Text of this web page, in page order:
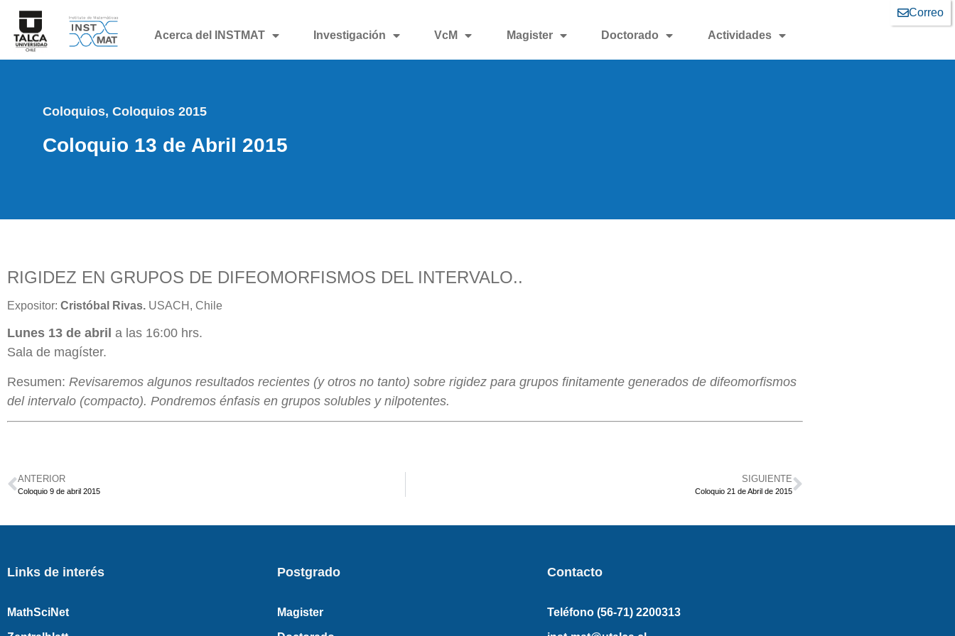
Correo
Acerca del INSTMAT
Investigación VcM Magister Doctorado Actividades
Coloquios, Coloquios 2015
Coloquio 13 de Abril 2015
RIGIDEZ EN GRUPOS DE DIFEOMORFISMOS DEL INTERVALO..
Expositor: Cristóbal Rivas. USACH, Chile
Lunes 13 de abril a las 16:00 hrs.
Sala de magíster.
Resumen: Revisaremos algunos resultados recientes (y otros no tanto) sobre rigidez para grupos finitamente generados de difeomorfismos
del intervalo (compacto). Pondremos énfasis en grupos solubles y nilpotentes.
ANTERIOR
Coloquio 9 de abril 2015
SIGUIENTE
Coloquio 21 de Abril de 2015
Links de interés
MathSciNet
Postgrado
Magister
Contacto
Teléfono (56-71) 2200313